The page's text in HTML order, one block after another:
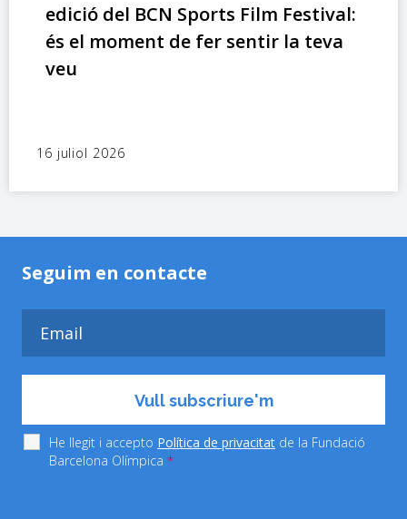
edició del BCN Sports Film Festival:
és el moment de fer sentir la teva
veu
16 juliol 2026
Seguim en contacte
He llegit i accepto Política de privacitat de la Fundació
Barcelona Olímpica *